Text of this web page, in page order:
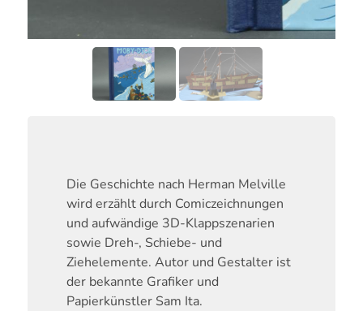
Die Geschichte nach Herman Melville
wird erzählt durch Comiczeichnungen
und aufwändige 3D-Klappszenarien
sowie Dreh-, Schiebe- und
Ziehelemente. Autor und Gestalter ist
der bekannte Grafiker und
Papierkünstler Sam Ita.